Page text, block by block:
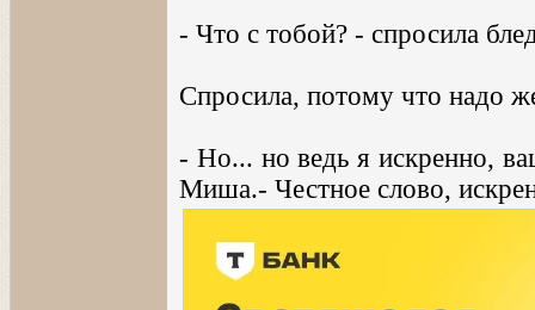
- Что с тобой? - спросила
Спросила, потому что надо
- Но... но ведь я искренно,
Миша.- Честное слово,